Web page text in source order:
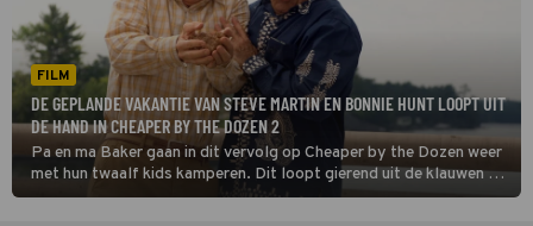
FILM
DE GEPLANDE VAKANTIE VAN STEVE MARTIN EN BONNIE HUNT LOOPT UIT
DE HAND IN CHEAPER BY THE DOZEN 2
Pa en ma Baker gaan in dit vervolg op Cheaper by the Dozen weer
met hun twaalf kids kamperen. Dit loopt gierend uit de klauwen als
zij hun grote concurrent Jimmy en zijn acht kinderen tegenkomen.